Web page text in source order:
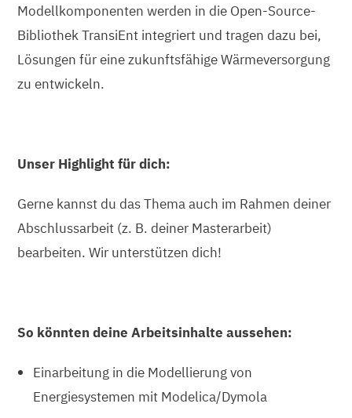
Modellkomponenten werden in die Open-Source-
Bibliothek TransiEnt integriert und tragen dazu bei,
Lösungen für eine zukunftsfähige Wärmeversorgung
zu entwickeln.
Unser Highlight für dich:
Gerne kannst du das Thema auch im Rahmen deiner
Abschlussarbeit (z. B. deiner Masterarbeit)
bearbeiten. Wir unterstützen dich!
So könnten deine Arbeitsinhalte aussehen:
Einarbeitung in die Modellierung von
Energiesystemen mit Modelica/Dymola